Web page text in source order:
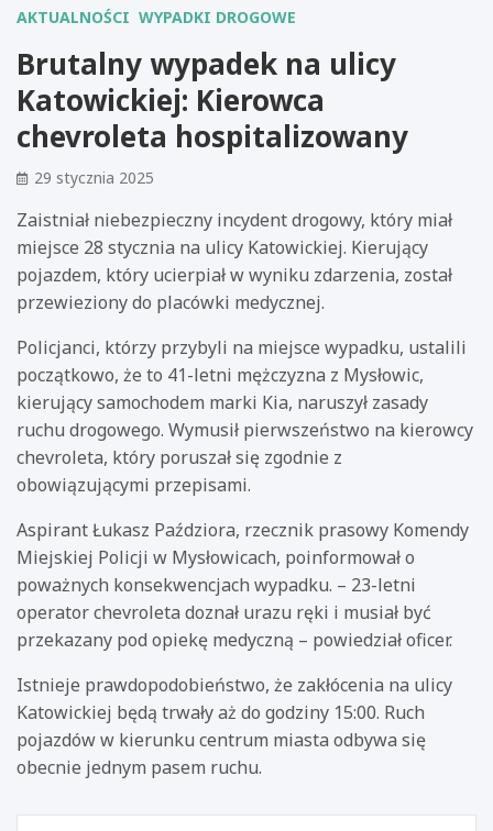
AKTUALNOŚCI WYPADKI DROGOWE
Brutalny wypadek na ulicy
Katowickiej: Kierowca
chevroleta hospitalizowany
29 stycznia 2025
Zaistniał niebezpieczny incydent drogowy, który miał
miejsce 28 stycznia na ulicy Katowickiej. Kierujący
pojazdem, który ucierpiał w wyniku zdarzenia, został
przewieziony do placówki medycznej.
Policjanci, którzy przybyli na miejsce wypadku, ustalili
początkowo, że to 41-letni mężczyzna z Mysłowic,
kierujący samochodem marki Kia, naruszył zasady
ruchu drogowego. Wymusił pierwszeństwo na kierowcy
chevroleta, który poruszał się zgodnie z
obowiązującymi przepisami.
Aspirant Łukasz Paździora, rzecznik prasowy Komendy
Miejskiej Policji w Mysłowicach, poinformował o
poważnych konsekwencjach wypadku. – 23-letni
operator chevroleta doznał urazu ręki i musiał być
przekazany pod opiekę medyczną – powiedział oficer.
Istnieje prawdopodobieństwo, że zakłócenia na ulicy
Katowickiej będą trwały aż do godziny 15:00. Ruch
pojazdów w kierunku centrum miasta odbywa się
obecnie jednym pasem ruchu.